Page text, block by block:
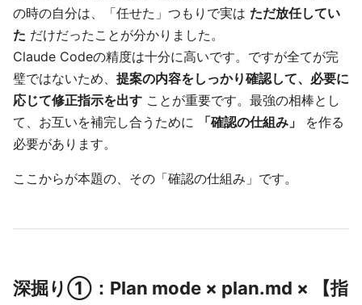
の時の自分は、「任せた」つもりで実は ただ放任してい
た だけだったことが分かりました。
Claude Codeの精度は十分に高いです。ですが全てが完
璧ではないため、 提案の内容をしっかり確認して、必要に
応じて修正指示を出す ことが重要です。最強の相棒とし
て、お互いを補完し合うために
「確認の仕組み」
を作る
必要があります。
ここからが本題の、その「確認の仕組み」です。
深掘り①：Plan mode × plan.md × 【指